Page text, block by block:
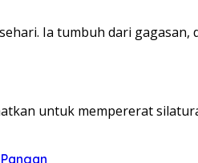
Ia tumbuh dari
untuk mempererat